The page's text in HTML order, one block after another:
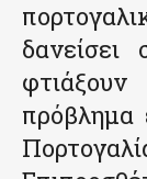
πρόβλημα